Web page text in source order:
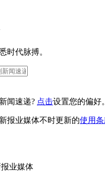
时代脉搏。
闻速递? 点击设置您的偏好。
报业媒体不时更新的使用
业媒体